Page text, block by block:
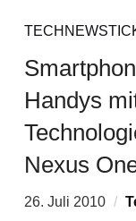
Handys
Nexus
26. Juli 2010